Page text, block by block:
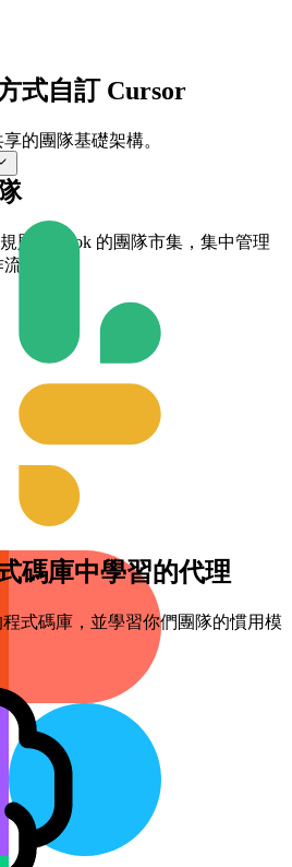
式自訂 Cursor
的團隊基礎架構。
則與 hook 的團隊市集，集中管理
程。
碼庫中學習的代理
式碼庫，並學習你們團隊的慣用模